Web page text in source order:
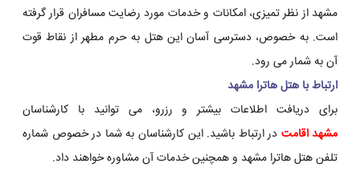
مشهد از نظر تمیزی، امکانات و خدمات مورد رضایت مسافران قرار گرفته
است. به خصوص، دسترسی آسان این هتل به حرم مطهر از نقاط قوت
آن به شمار می رود.
ارتباط با هتل هاترا مشهد
برای دریافت اطلاعات بیشتر و رزرو، می توانید با کارشناسان
مشهد اقامت در ارتباط باشید. این کارشناسان به شما در خصوص شماره
تلفن هتل هاترا مشهد و همچنین خدمات آن مشاوره خواهند داد.